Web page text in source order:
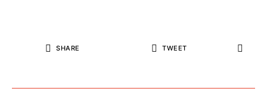
SHARE TWEET